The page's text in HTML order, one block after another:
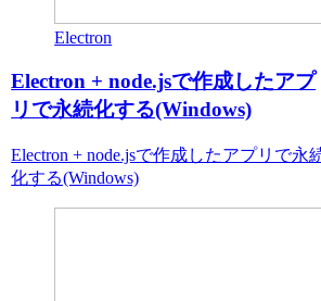
Electron
Electron + node.jsで作成したアプ
リで永続化する(Windows)
Electron + node.jsで作成したアプリで永
化する(Windows)